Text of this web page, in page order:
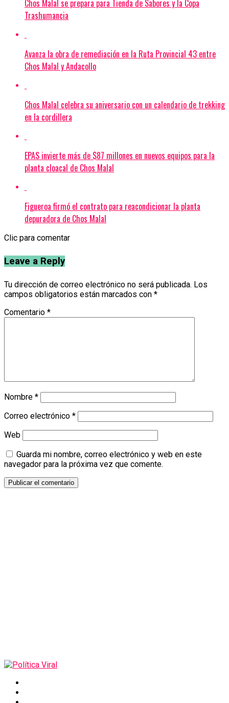
Chos Malal se prepara para Tienda de Sabores y la Copa
Trashumancia
Avanza la obra de remediación en la Ruta Provincial 43 entre
Chos Malal y Andacollo
Chos Malal celebra su aniversario con un calendario de trekking
en la cordillera
EPAS invierte más de $87 millones en nuevos equipos para la
planta cloacal de Chos Malal
Figueroa firmó el contrato para reacondicionar la planta
depuradora de Chos Malal
Clic para comentar
Leave a Reply
Tu dirección de correo electrónico no será publicada. Los
campos obligatorios están marcados con *
Comentario *
Nombre *
Correo electrónico *
Web
Guarda mi nombre, correo electrónico y web en este
navegador para la próxima vez que comente.